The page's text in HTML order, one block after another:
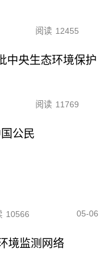
阅读 12455
中央生态环境保护
阅读 11769
公民
10566 05-06
境监测网络